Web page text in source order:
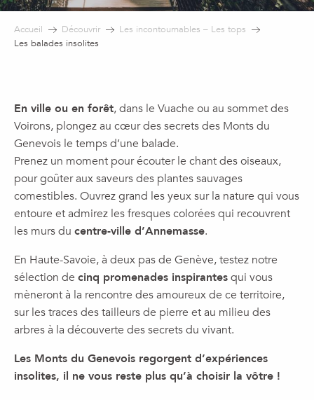
Accueil Découvrir
Les incontournables – Les tops
Les balades insolites
En ville ou en forêt, dans le Vuache ou au sommet des
Voirons, plongez au cœur des secrets des Monts du
Genevois le temps d’une balade.
Prenez un moment pour écouter le chant des oiseaux,
pour goûter aux saveurs des plantes sauvages
comestibles. Ouvrez grand les yeux sur la nature qui vous
entoure et admirez les fresques colorées qui recouvrent
les murs du centre-ville d’Annemasse.
En Haute-Savoie, à deux pas de Genève, testez notre
sélection de cinq promenades inspirantesqui vous
mèneront à la rencontre des amoureux de ce territoire,
sur les traces des tailleurs de pierre et au milieu des
arbres à la découverte des secrets du vivant.
Les Monts du Genevois regorgent d’expériences
insolites, il ne vous reste plus qu’à choisir la vôtre !